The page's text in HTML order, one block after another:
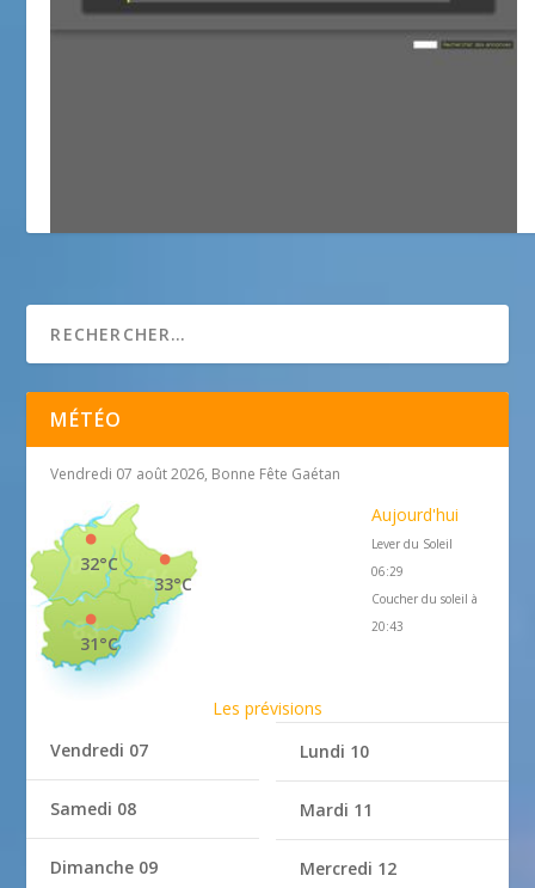
MÉTÉO
Vendredi 07 août 2026, Bonne Fête Gaétan
33°C
32°C
31°C
Aujourd'hui
Lever du Soleil
06:29
Coucher du soleil à
20:43
Les prévisions
Vendredi 07
Samedi 08
Dimanche 09
Lundi 10
Mardi 11
Mercredi 12